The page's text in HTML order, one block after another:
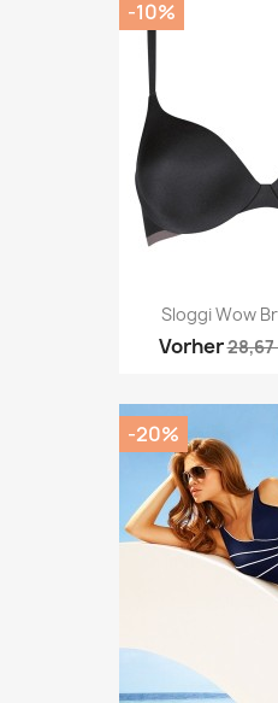
Sloggi Wow
Vorher28,67
-10%
-20%